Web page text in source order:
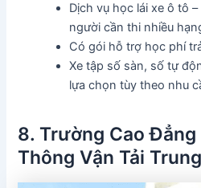
Dịch vụ học lái xe ô tô
người cần thi nhiều
Có gói hỗ trợ học phí
Xe tập số sàn, số tự
lựa chọn tùy theo nhu
8. Trường Cao Đẳng
Thông Vận Tải